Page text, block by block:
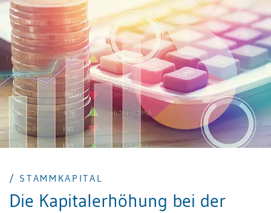
/ STAMMKAPITAL
Die Kapitalerhöhung bei der